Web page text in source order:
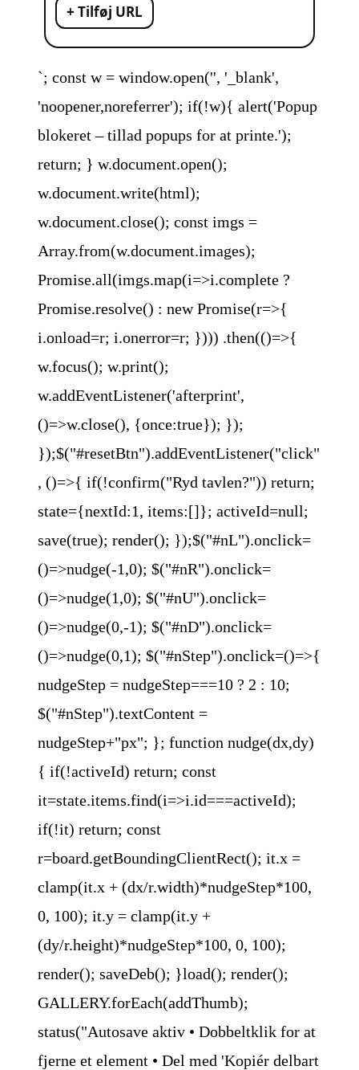
+ Tilføj URL
`; const w = window.open('', '_blank',
'noopener,noreferrer'); if(!w){ alert('Popup
blokeret – tillad popups for at printe.');
return; } w.document.open();
w.document.write(html);
w.document.close(); const imgs =
Array.from(w.document.images);
Promise.all(imgs.map(i=>i.complete ?
Promise.resolve() : new Promise(r=>{
i.onload=r; i.onerror=r; }))) .then(()=>{
w.focus(); w.print();
w.addEventListener('afterprint',
()=>w.close(), {once:true}); });
});$("#resetBtn").addEventListener("click"
, ()=>{ if(!confirm("Ryd tavlen?")) return;
state={nextId:1, items:[]}; activeId=null;
save(true); render(); });$("#nL").onclick=
()=>nudge(-1,0); $("#nR").onclick=
()=>nudge(1,0); $("#nU").onclick=
()=>nudge(0,-1); $("#nD").onclick=
()=>nudge(0,1); $("#nStep").onclick=()=>{
nudgeStep = nudgeStep===10 ? 2 : 10;
$("#nStep").textContent =
nudgeStep+"px"; }; function nudge(dx,dy)
{ if(!activeId) return; const
it=state.items.find(i=>i.id===activeId);
if(!it) return; const
r=board.getBoundingClientRect(); it.x =
clamp(it.x + (dx/r.width)*nudgeStep*100,
0, 100); it.y = clamp(it.y +
(dy/r.height)*nudgeStep*100, 0, 100);
render(); saveDeb(); }load(); render();
GALLERY.forEach(addThumb);
status("Autosave aktiv • Dobbeltklik for at
fjerne et element • Del med 'Kopiér delbart